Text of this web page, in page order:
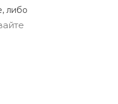
либо